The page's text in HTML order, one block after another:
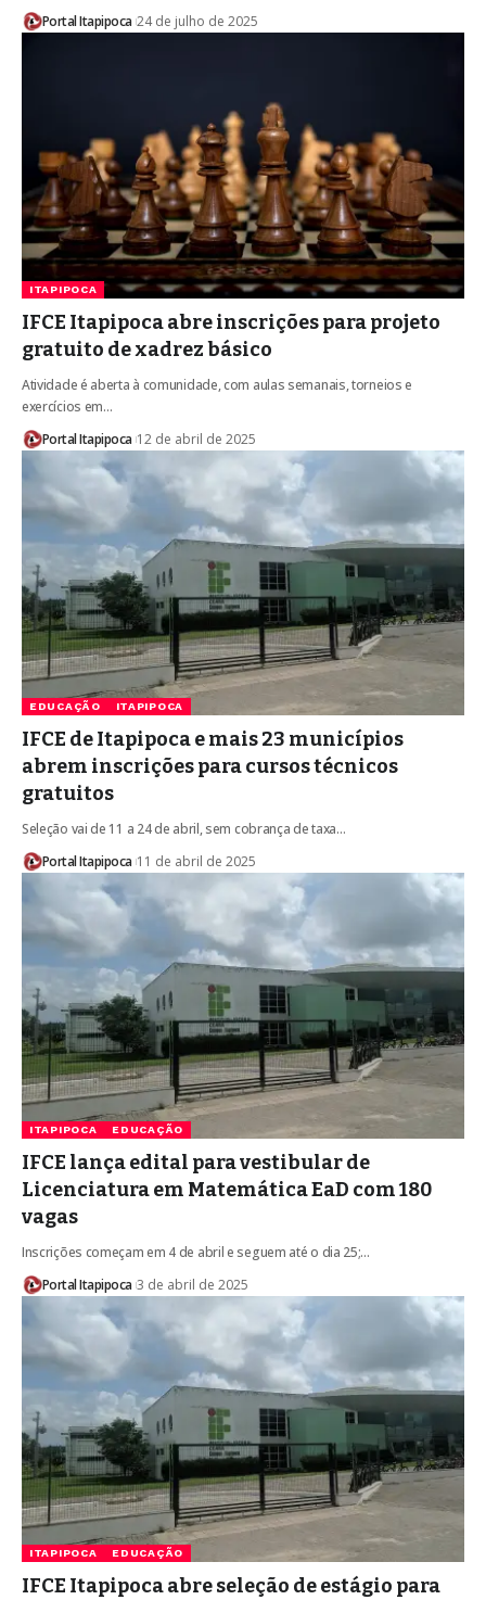
Portal Itapipoca 24 de julho de 2025
ITAPIPOCA
IFCE Itapipoca abre inscrições para projeto
gratuito de xadrez básico
Atividade é aberta à comunidade, com aulas semanais, torneios e
exercícios em…
Portal Itapipoca 12 de abril de 2025
EDUCAÇÃO ITAPIPOCA
IFCE de Itapipoca e mais 23 municípios
abrem inscrições para cursos técnicos
gratuitos
Seleção vai de 11 a 24 de abril, sem cobrança de taxa…
Portal Itapipoca 11 de abril de 2025
ITAPIPOCA EDUCAÇÃO
IFCE lança edital para vestibular de
Licenciatura em Matemática EaD com 180
vagas
Inscrições começam em 4 de abril e seguem até o dia 25;…
Portal Itapipoca 3 de abril de 2025
ITAPIPOCA EDUCAÇÃO
IFCE Itapipoca abre seleção de estágio para